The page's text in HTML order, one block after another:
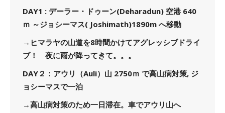
DAY1 : デーラー・ドゥーン(Deharadun) 空港 640
ｍ ～ジョシーマス( Joshimath)1890m へ移動
→ヒマラヤの山道を8時間かけてアグレッシブドライ
ブ！ 夜に雨が降ってきて。。。
DAY２：アウリ（Auli）山 2750ｍ で高山病対策, ジ
ョシーマスで一泊
→高山病対策のため一日滞在。車でアウリ山へ